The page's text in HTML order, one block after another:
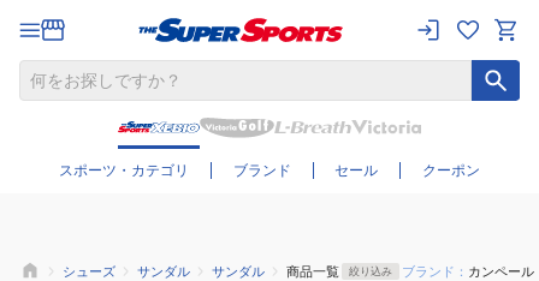
スポーツ・カテゴリ ブランド セール クーポン
さらに絞り込む
シューズ サンダル サンダル 商品一覧 絞り込み ブランド： カンペール